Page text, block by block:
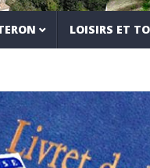
LOISIRS ET